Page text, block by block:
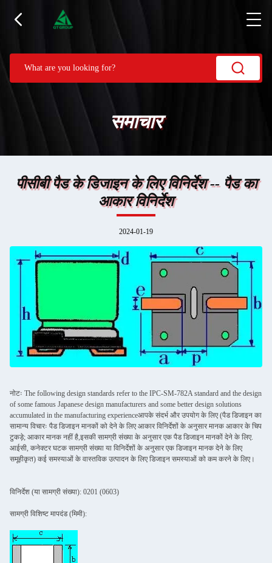
समाचार
पीसीबी पैड के डिजाइन के लिए विनिर्देश -- पैड का
आकार विनिर्देश
2024-01-19
नोटः The following design standards refer to the IPC-SM-782A standard and the design
of some famous Japanese design manufacturers and some better design solutions
accumulated in the manufacturing experienceआपके संदर्भ और उपयोग के लिए (पैड डिजाइन का
सामान्य विचारः पैड डिजाइन मानकों को देने के लिए आकार विनिर्देशों के अनुसार मानक आकार के चिप
टुकड़े; आकार मानक नहीं है,इसकी सामग्री संख्या के अनुसार एक पैड डिजाइन मानकों देने के लिए.
आईसी, कनेक्टर घटक सामग्री संख्या या विनिर्देशों के अनुसार एक डिजाइन मानक देने के लिए
समूहीकृत) कई समस्याओं के वास्तविक उत्पादन के लिए डिजाइन समस्याओं को कम करने के लिए।
विनिर्देश (या सामग्री संख्या): 0201 (0603)
सामग्री विशिष्ट मापदंड (मिमी):